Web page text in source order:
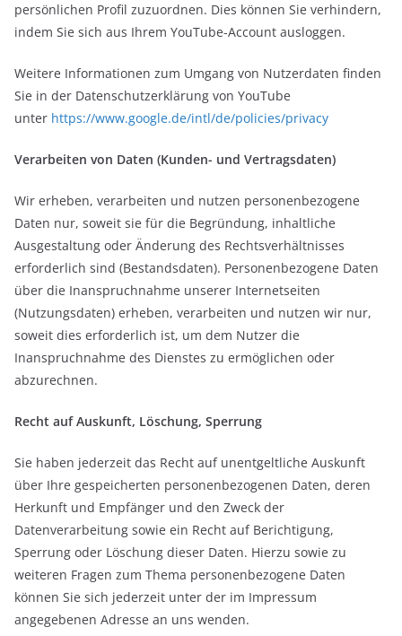
persönlichen Profil zuzuordnen. Dies können Sie verhindern,
indem Sie sich aus Ihrem YouTube-Account ausloggen.
Weitere Informationen zum Umgang von Nutzerdaten finden
Sie in der Datenschutzerklärung von YouTube
unter https://www.google.de/intl/de/policies/privacy
Verarbeiten von Daten (Kunden- und Vertragsdaten)
Wir erheben, verarbeiten und nutzen personenbezogene
Daten nur, soweit sie für die Begründung, inhaltliche
Ausgestaltung oder Änderung des Rechtsverhältnisses
erforderlich sind (Bestandsdaten). Personenbezogene Daten
über die Inanspruchnahme unserer Internetseiten
(Nutzungsdaten) erheben, verarbeiten und nutzen wir nur,
soweit dies erforderlich ist, um dem Nutzer die
Inanspruchnahme des Dienstes zu ermöglichen oder
abzurechnen.
Recht auf Auskunft, Löschung, Sperrung
Sie haben jederzeit das Recht auf unentgeltliche Auskunft
über Ihre gespeicherten personenbezogenen Daten, deren
Herkunft und Empfänger und den Zweck der
Datenverarbeitung sowie ein Recht auf Berichtigung,
Sperrung oder Löschung dieser Daten. Hierzu sowie zu
weiteren Fragen zum Thema personenbezogene Daten
können Sie sich jederzeit unter der im Impressum
angegebenen Adresse an uns wenden.